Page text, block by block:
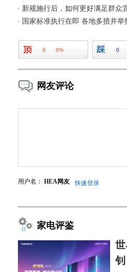
新规施行后，如何更好满足群众
国家标准执行在即 各地多措并
0 0% 0
网友评论
用户名： HEA网友 快速登录
家电评鉴
钊